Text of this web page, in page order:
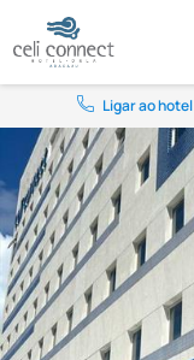
Ligar ao hotel